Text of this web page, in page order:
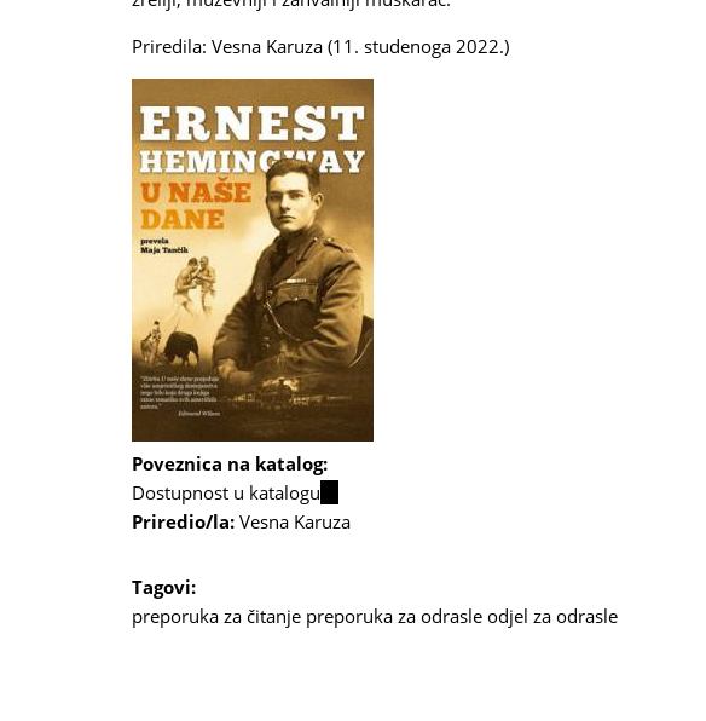
Priredila: Vesna Karuza (11. studenoga 2022.)
Poveznica na katalog:
Dostupnost u katalogu
is
Priredio/la: Vesna Karuza
Tagovi:
preporuka za čitanje preporuka za odrasle odjel za odrasle